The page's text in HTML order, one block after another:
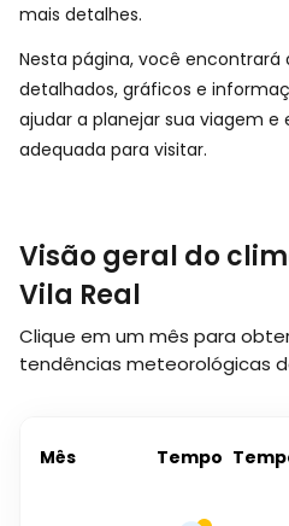
mais detalhes.
Nesta página, você encontrará
detalhados, gráficos e
ajudar a planejar sua viagem e
adequada para visitar.
Visão geral do
Vila Real
Clique em um mês para
tendências meteorológicas
Mês Tempo